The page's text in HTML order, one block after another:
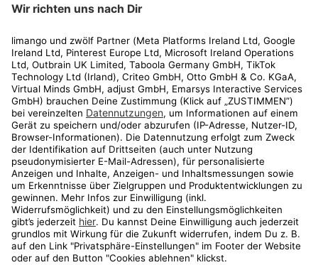
Kundenservice
Shop
Aktionen
Travel